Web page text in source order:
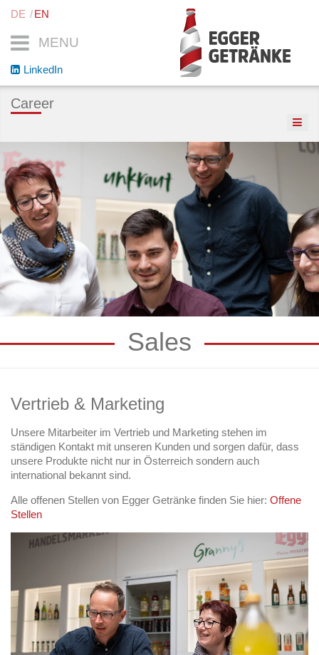
MENU
DE EN
LinkedIn
Career
Sales
Vertrieb & Marketing
Unsere Mitarbeiter im Vertrieb und Marketing stehen im
ständigen Kontakt mit unseren Kunden und sorgen dafür, dass
unsere Produkte nicht nur in Österreich sondern auch
international bekannt sind.
Alle offenen Stellen von Egger Getränke finden Sie hier: Offene
Stellen